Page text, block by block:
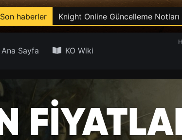
Son haberler Knight Online Güncelleme
Ana Sayfa KO Wiki